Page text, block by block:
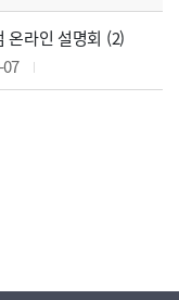
온라인 설명회 (2)